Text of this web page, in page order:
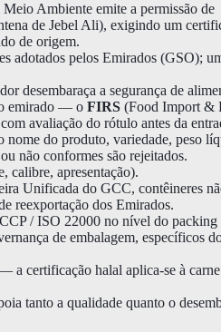
Ambiente emite a permissão de
de Jebel Ali), exigindo um
de origem.
adotados pelos Emirados (GSO);
desembaraça a segurança de
emirado — o FIRS (Food Import &
avaliação do rótulo antes da
nome do produto, variedade, peso
não conformes são rejeitados.
calibre, apresentação).
Unificada do GCC, contêineres
reexportação dos Emirados.
/ ISO 22000 no nível do packing
de embalagem, específicos
a certificação halal aplica-se à
tanto a qualidade quanto o